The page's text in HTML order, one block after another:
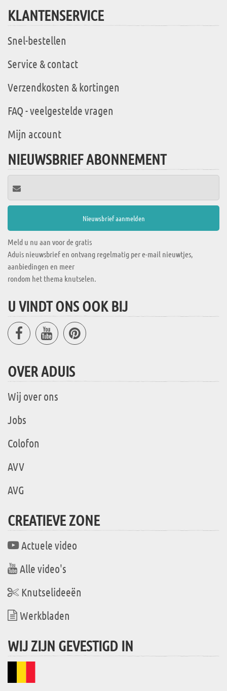
KLANTENSERVICE
Snel-bestellen
Service & contact
Verzendkosten & kortingen
FAQ - veelgestelde vragen
Mijn account
NIEUWSBRIEF ABONNEMENT
Meld u nu aan voor de gratis
Aduis nieuwsbrief en ontvang regelmatig per e-mail nieuwtjes,
aanbiedingen en meer
rondom het thema knutselen.
U VINDT ONS OOK BIJ
OVER ADUIS
Wij over ons
Jobs
Colofon
AVV
AVG
CREATIEVE ZONE
Actuele video
Alle video's
Knutselideeën
Werkbladen
WIJ ZIJN GEVESTIGD IN